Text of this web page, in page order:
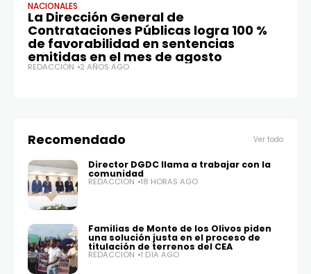
NACIONALES
La Dirección General de
Contrataciones Públicas logra 100 %
de favorabilidad en sentencias
emitidas en el mes de agosto
REDACCIÓN 2 AÑOS AGO
Recomendado Ver todo
Director DGDC llama a trabajar con la
comunidad
REDACCIÓN 18 HORAS AGO
Familias de Monte de los Olivos piden
una solución justa en el proceso de
titulación de terrenos del CEA
REDACCIÓN 1 DÍA AGO